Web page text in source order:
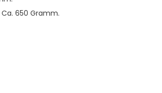
650 Gramm.